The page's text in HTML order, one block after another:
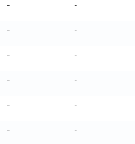
- -
- -
- -
- -
- -
- -